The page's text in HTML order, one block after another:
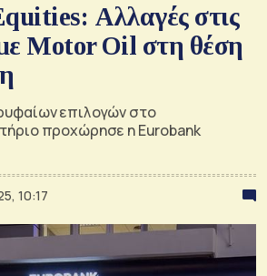
Αλλαγές στις
Motor Oil στη θέση
επιλογών στο
προχώρησε η Eurobank
10:17